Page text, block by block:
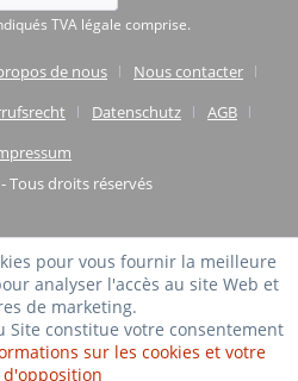
TVA légale comprise.
de nous
Nous contacter
Datenschutz
AGB
Tous droits réservés
pour vous fournir la meilleure
analyser l'accès au site Web et
de marketing.
constitue votre consentement
sur les cookies et votre